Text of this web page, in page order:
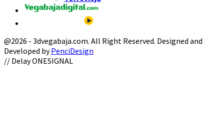
@2026 - 3dvegabaja.com. All Right Reserved. Designed and
Developed byPenciDesign
Facebook
Twitter
Instagram
Youtube
Email
// Delay ONESIGNAL